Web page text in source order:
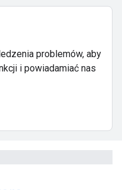
problemów, aby
i powiadamiać nas